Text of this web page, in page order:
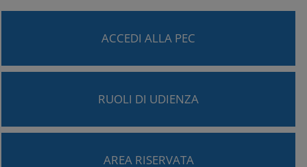
ACCEDI ALLA PEC
RUOLI DI UDIENZA
AREA RISERVATA